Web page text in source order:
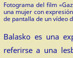
Fotograma del film
una mujer con
de pantalla de un vídeo
Balasko es una
referirse a una